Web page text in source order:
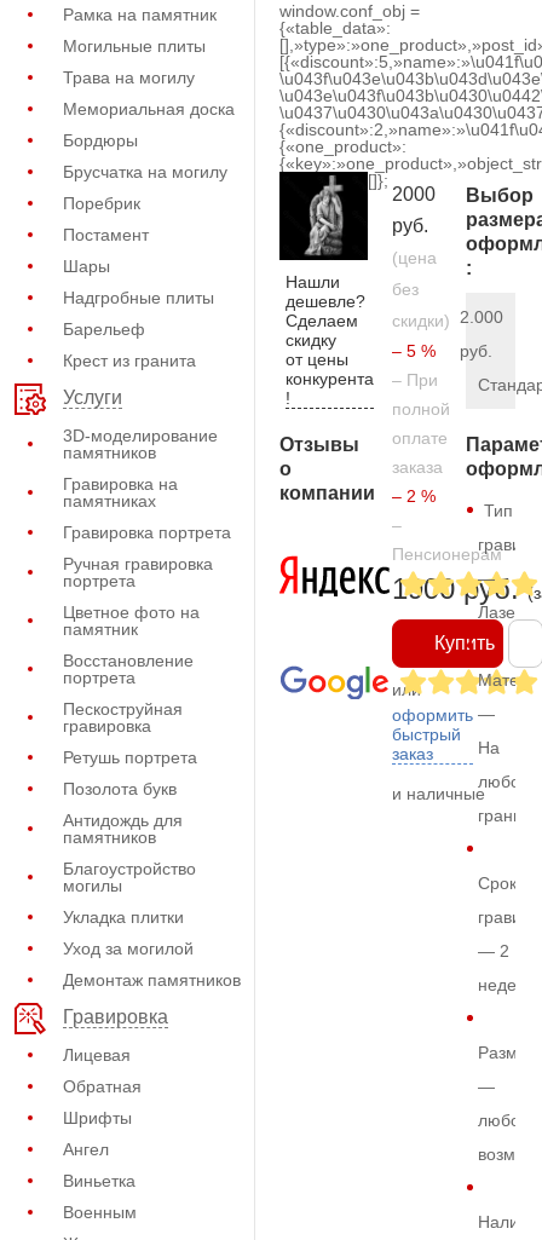
Рамка на памятник
Могильные плиты
Трава на могилу
Мемориальная доска
Бордюры
Брусчатка на могилу
Поребрик
Постамент
Шары
Надгробные плиты
Барельеф
Крест из гранита
Услуги
3D-моделирование
памятников
Гравировка на
памятниках
Гравировка портрета
Ручная гравировка
портрета
Цветное фото на
памятник
Восстановление
портрета
Пескоструйная
гравировка
Ретушь портрета
Позолота букв
Антидождь для
памятников
Благоустройство
могилы
Укладка плитки
Уход за могилой
Демонтаж памятников
Гравировка
Лицевая
Обратная
Шрифты
Ангел
Виньетка
Военным
window.conf_obj =
{«table_data»:
{«one_product»:
[]};
Нашли
дешевле?
Сделаем
скидку
от цены
конкурента
!
Отзывы
о
компании
2000
руб.
(цена
без
скидки)
– 5 %
– При
полной
оплате
заказа
– 2 %
–
Пенсионерам
1900 руб.
Купить
или
оформить
быстрый
заказ
и наличные
Выбор
:
2.000
руб.
Тип
—
—
На
любом
граните
Срок
— 2
недели
Размер
—
любой